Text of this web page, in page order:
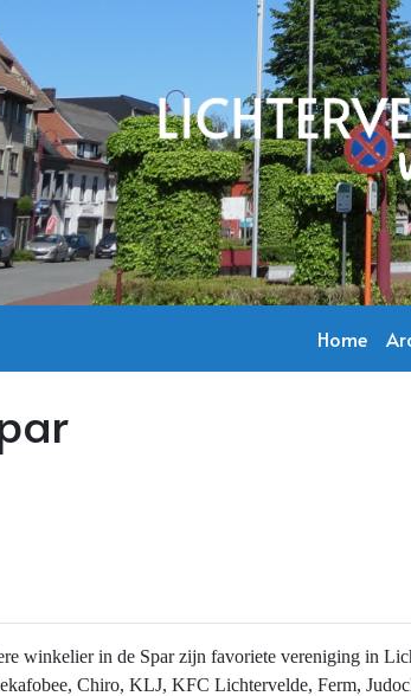
Home
winkelier in de Spar zijn favoriete vereniging in
Chiro, KLJ, KFC Lichtervelde, Ferm,